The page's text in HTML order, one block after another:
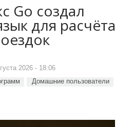
Go создал
для расчёта
2026 - 18:06
Домашние пользователи